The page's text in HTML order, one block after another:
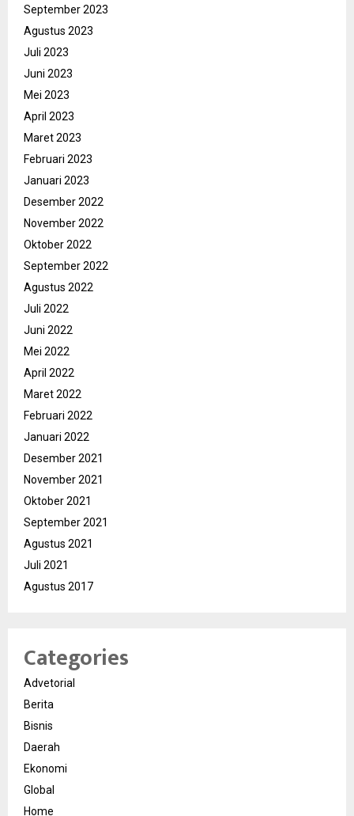
September 2023
Agustus 2023
Juli 2023
Juni 2023
Mei 2023
April 2023
Maret 2023
Februari 2023
Januari 2023
Desember 2022
November 2022
Oktober 2022
September 2022
Agustus 2022
Juli 2022
Juni 2022
Mei 2022
April 2022
Maret 2022
Februari 2022
Januari 2022
Desember 2021
November 2021
Oktober 2021
September 2021
Agustus 2021
Juli 2021
Agustus 2017
Categories
Advetorial
Berita
Bisnis
Daerah
Ekonomi
Global
Home